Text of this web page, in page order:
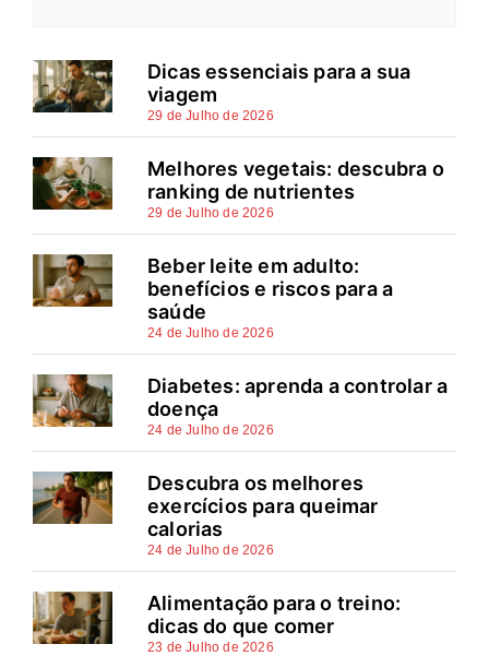
Dicas essenciais para a sua
viagem
29 de Julho de 2026
Melhores vegetais: descubra o
ranking de nutrientes
29 de Julho de 2026
Beber leite em adulto:
benefícios e riscos para a
saúde
24 de Julho de 2026
Diabetes: aprenda a controlar a
doença
24 de Julho de 2026
Descubra os melhores
exercícios para queimar
calorias
24 de Julho de 2026
Alimentação para o treino:
dicas do que comer
23 de Julho de 2026